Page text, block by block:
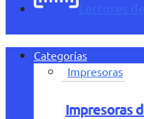
Lectores
Categorías
Impresoras
Impresoras